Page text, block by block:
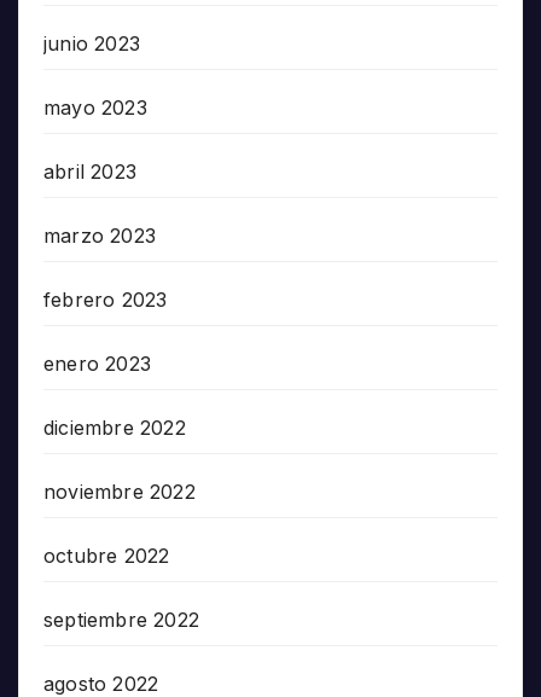
junio 2023
mayo 2023
abril 2023
marzo 2023
febrero 2023
enero 2023
diciembre 2022
noviembre 2022
octubre 2022
septiembre 2022
agosto 2022